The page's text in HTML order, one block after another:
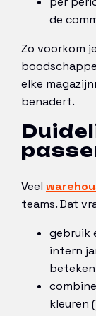
de
Zo voorkom
elke
benadert.
Veel
teams. Dat
gebruik
intern
kleuren